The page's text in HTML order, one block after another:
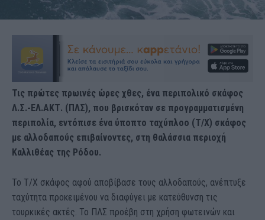
Τις πρώτες πρωινές ώρες χθες, ένα περιπολικό σκάφος
Λ.Σ.-ΕΛ.ΑΚΤ. (ΠΛΣ), που βρισκόταν σε προγραμματισμένη
περιπολία, εντόπισε ένα ύποπτο ταχύπλοο (Τ/Χ) σκάφος
με αλλοδαπούς επιβαίνοντες, στη θαλάσσια περιοχή
Καλλιθέας της Ρόδου.
Το Τ/Χ σκάφος αφού αποβίβασε τους αλλοδαπούς, ανέπτυξε
ταχύτητα προκειμένου να διαφύγει με κατεύθυνση τις
τουρκικές ακτές. Το ΠΛΣ προέβη στη χρήση φωτεινών και